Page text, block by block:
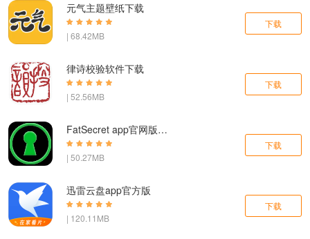
元气主题壁纸下载
| 68.42MB
下载
律诗校验软件下载
| 52.56MB
下载
FatSecret app官网版下载
| 50.27MB
下载
迅雷云盘app官方版
| 120.11MB
下载